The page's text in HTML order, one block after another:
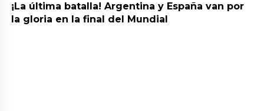
¡La última batalla! Argentina y España van por
la gloria en la final del Mundial